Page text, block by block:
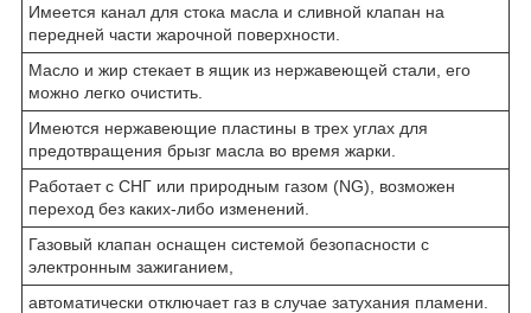
Имеется канал для стока масла и сливной клапан на
передней части жарочной поверхности.
Масло и жир стекает в ящик из нержавеющей стали, его
можно легко очистить.
Имеются нержавеющие пластины в трех углах для
предотвращения брызг масла во время жарки.
Работает с СНГ или природным газом (NG), возможен
переход без каких-либо изменений.
Газовый клапан оснащен системой безопасности с
электронным зажиганием,
автоматически отключает газ в случае затухания пламени.